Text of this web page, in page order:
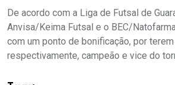
De acordo com a Liga de Futsal de
Anvisa/Keima Futsal e o BEC/
com um ponto de bonificação, por
respectivamente, campeão e vice do